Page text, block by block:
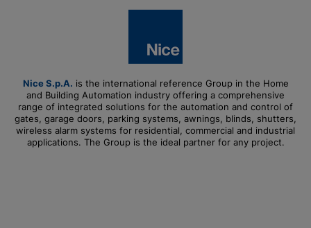
Nice S.p.A. is the international reference Group in the Home
and Building Automation industry offering a comprehensive
range of integrated solutions for the automation and control of
gates, garage doors, parking systems, awnings, blinds, shutters,
wireless alarm systems for residential, commercial and industrial
applications. The Group is the ideal partner for any project.